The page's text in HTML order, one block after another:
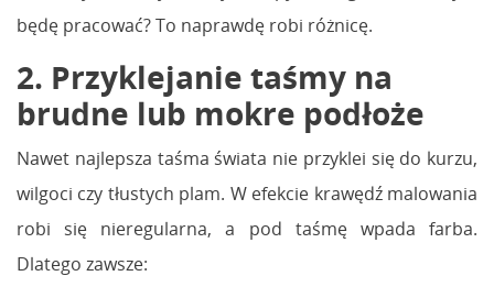
będę pracować? To naprawdę robi różnicę.
2. Przyklejanie taśmy na
brudne lub mokre podłoże
Nawet najlepsza taśma świata nie przyklei się do kurzu,
wilgoci czy tłustych plam. W efekcie krawędź malowania
robi się nieregularna, a pod taśmę wpada farba.
Dlatego zawsze: